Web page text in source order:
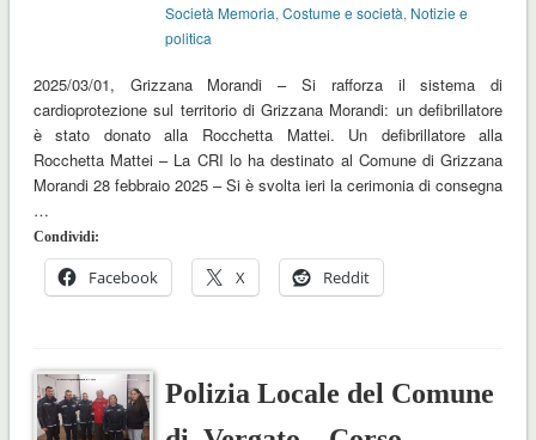
Società Memoria,Costume e società, Notizie e
politica
2025/03/01, Grizzana Morandi – Si rafforza il sistema di
cardioprotezione sul territorio di Grizzana Morandi: un defibrillatore
è stato donato alla Rocchetta Mattei. Un defibrillatore alla
Rocchetta Mattei – La CRI lo ha destinato al Comune di Grizzana
Morandi 28 febbraio 2025 – Si è svolta ieri la cerimonia di consegna
…
Condividi:
Facebook X Reddit
Polizia Locale del Comune